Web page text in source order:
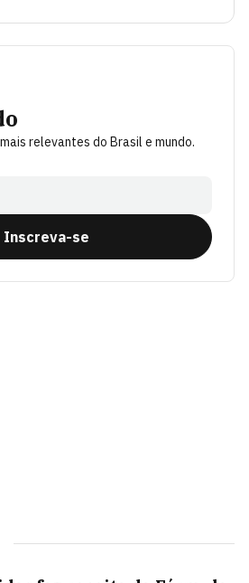
relevantes do Brasil e mundo.
Inscreva-se